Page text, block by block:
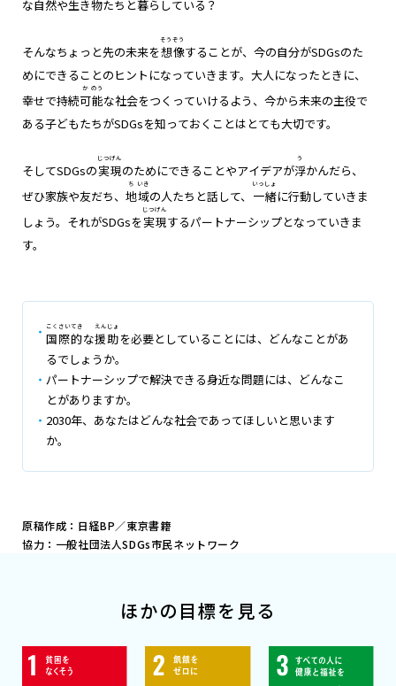
な自然や生き物たちと暮らしている？
そんなちょっと先の未来を想
そう
像
ぞう
することが、今の自分がSDGsのた
めにできることのヒントになっていきます。大人になったときに、
幸せで持続可
か
能
のう
な社会をつくっていけるよう、今から未来の主役で
ある子どもたちがSDGsを知っておくことはとても大切です。
そしてSDGsの実
じつ
現
げん
のためにできることやアイデアが浮
う
かんだら、
ぜひ家族や友だち、 地
ち
域
いき
の人たちと話して、 一
いっ
緒
しょ
に行動していきま
しょう。それがSDGsを実
じつ
現
げん
するパートナーシップとなっていきま
す。
国
こく
際
さい
的
てき
な援
えん
助
じょ
を必要としていることには、どんなことがあ
るでしょうか。
パートナーシップで解決できる身近な問題には、どんなこ
とがありますか。
2030年、あなたはどんな社会であってほしいと思います
か。
原稿作成：日経BP／東京書籍
協力：一般社団法人SDGs市民ネットワーク
ほかの目標を見る